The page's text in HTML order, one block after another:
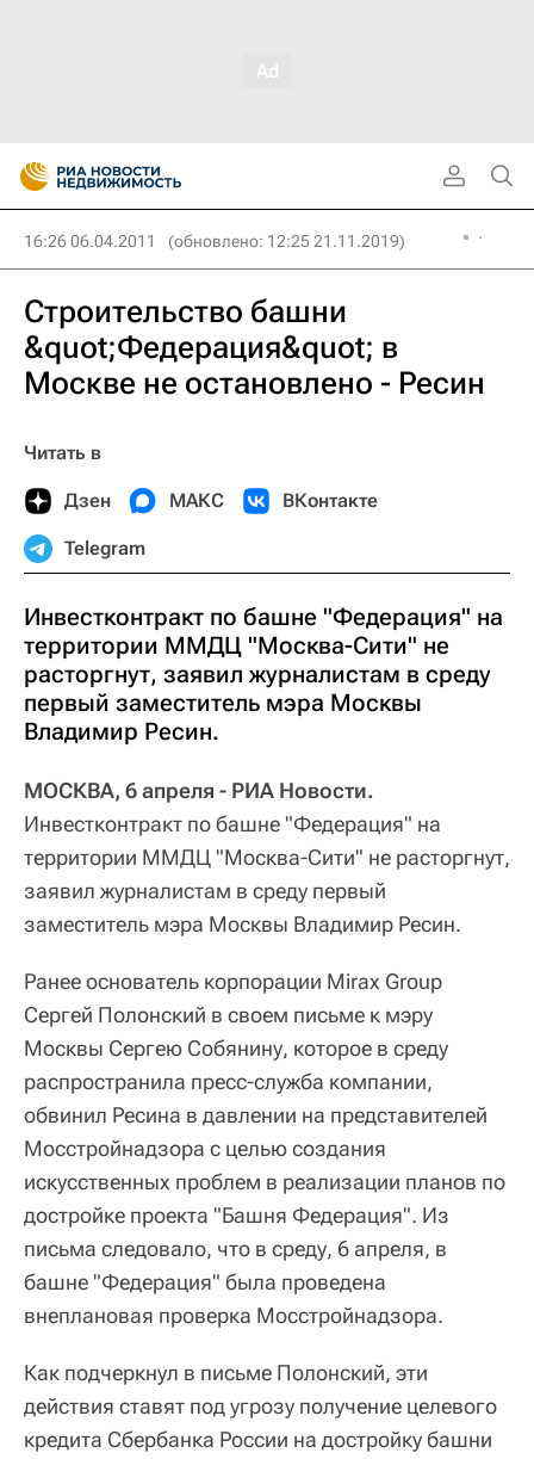
16:26 06.04.2011 (обновлено: 12:25 21.11.2019)
Строительство башни
&quot;Федерация&quot; в
Москве не остановлено - Ресин
Читать в
Дзен МАКС ВКонтакте
Telegram
Инвестконтракт по башне "Федерация" на
территории ММДЦ "Москва-Сити" не
расторгнут, заявил журналистам в среду
первый заместитель мэра Москвы
Владимир Ресин.
МОСКВА, 6 апреля - РИА Новости.
Инвестконтракт по башне "Федерация" на
территории ММДЦ "Москва-Сити" не расторгнут,
заявил журналистам в среду первый
заместитель мэра Москвы Владимир Ресин.
Ранее основатель корпорации Mirax Group
Сергей Полонский в своем письме к мэру
Москвы Сергею Собянину, которое в среду
распространила пресс-служба компании,
обвинил Ресина в давлении на представителей
Мосстройнадзора с целью создания
искусственных проблем в реализации планов по
достройке проекта "Башня Федерация". Из
письма следовало, что в среду, 6 апреля, в
башне "Федерация" была проведена
внеплановая проверка Мосстройнадзора.
Как подчеркнул в письме Полонский, эти
действия ставят под угрозу получение целевого
кредита Сбербанка России на достройку башни